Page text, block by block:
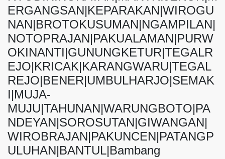
ERGANGSAN|KEPARAKAN|WIROGU
NAN|BROTOKUSUMAN|NGAMPILAN|
NOTOPRAJAN|PAKUALAMAN|PURW
OKINANTI|GUNUNGKETUR|TEGALR
EJO|KRICAK|KARANGWARU|TEGAL
REJO|BENER|UMBULHARJO|SEMAK
I|MUJA-
MUJU|TAHUNAN|WARUNGBOTO|PA
NDEYAN|SOROSUTAN|GIWANGAN|
WIROBRAJAN|PAKUNCEN|PATANGP
ULUHAN|BANTUL|Bambang